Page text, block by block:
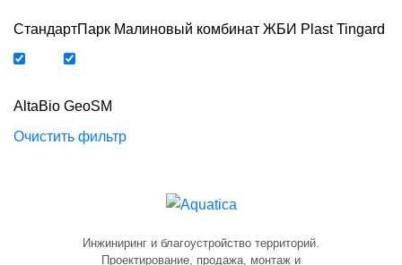
СтандартПарк Малиновый комбинат ЖБИ Plast Tingard
AltaBio GeoSM
Очистить фильтр
Инжиниринг и благоустройство территорий.
Проектирование, продажа, монтаж и